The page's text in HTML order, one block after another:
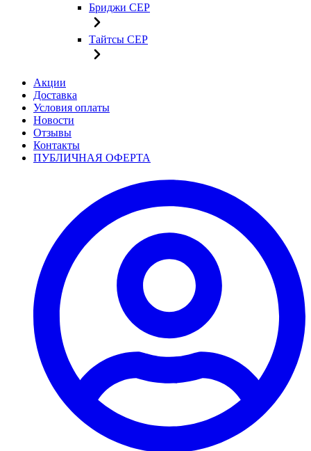
Бриджи CEP
Тайтсы CEP
Акции
Доставка
Условия оплаты
Новости
Отзывы
Контакты
ПУБЛИЧНАЯ ОФЕРТА